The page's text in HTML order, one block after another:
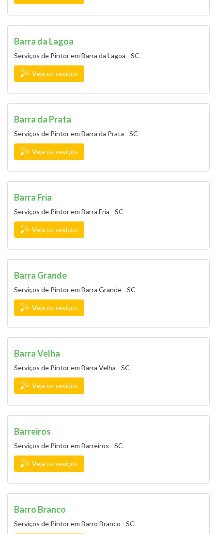
Barra da Lagoa
Serviços de Pintor em Barra da Lagoa - SC
Veja os seviços
Barra da Prata
Serviços de Pintor em Barra da Prata - SC
Veja os seviços
Barra Fria
Serviços de Pintor em Barra Fria - SC
Veja os seviços
Barra Grande
Serviços de Pintor em Barra Grande - SC
Veja os seviços
Barra Velha
Serviços de Pintor em Barra Velha - SC
Veja os seviços
Barreiros
Serviços de Pintor em Barreiros - SC
Veja os seviços
Barro Branco
Serviços de Pintor em Barro Branco - SC